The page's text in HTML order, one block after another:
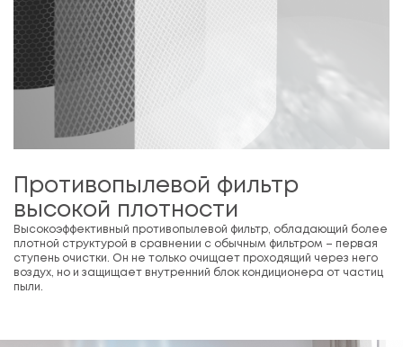
Противопылевой фильтр
высокой плотности
Высокоэффективный противопылевой фильтр, обладающий более
плотной структурой в сравнении с обычным фильтром – первая
ступень очистки. Он не только очищает проходящий через него
воздух, но и защищает внутренний блок кондиционера от частиц
пыли.